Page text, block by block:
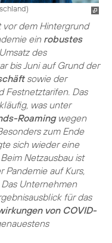
)
dem Hintergrund
ein robustes
des
bis Juni auf Grund der
sowie der
Festnetztarifen. Das
was unter
Roamingwegen
zum Ende
sich wieder eine
Netzausbau ist
auf Kurs,
Unternehmen
für das
von COVID-